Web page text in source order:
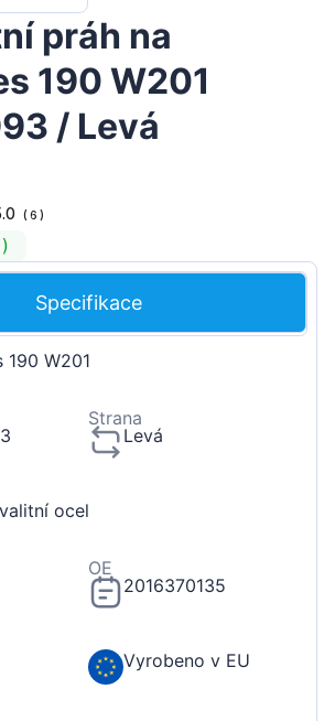
práh na
190 W201
/ Levá
(6 )
Specifikace
190 W201
Strana
Levá
ocel
OE
2016370135
Vyrobeno v EU